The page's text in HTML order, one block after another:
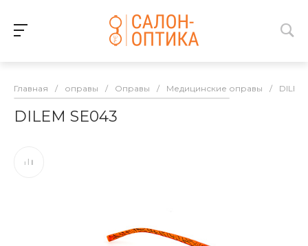
Главная / оправы / Оправы / Медицинские оправы / DILEM
DILEM SE043